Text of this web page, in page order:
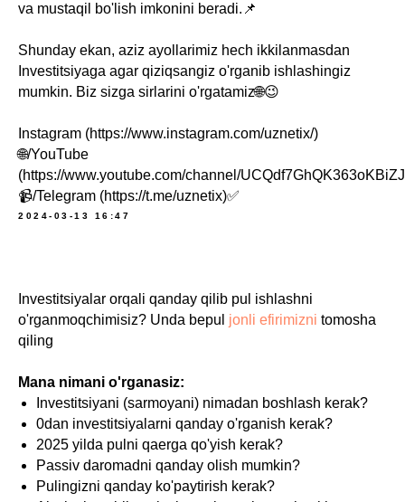
va mustaqil bo'lish imkonini beradi.📌
Shunday ekan, aziz ayollarimiz hech ikkilanmasdan
Investitsiyaga agar qiziqsangiz o'rganib ishlashingiz
mumkin. Biz sizga sirlarini o'rgatamiz🌐😉
Instagram (https://www.instagram.com/uznetix/)
🌐/YouTube
(https://www.youtube.com/channel/
📹/Telegram (https://t.me/uznetix)✅
2024-03-13 16:47
Investitsiyalar orqali qanday qilib pul ishlashni
o'rganmoqchimisiz? Unda bepul jonli efirimizni tomosha
qiling
Mana nimani o'rganasiz:
Investitsiyani (sarmoyani) nimadan boshlash kerak?
0dan investitsiyalarni qanday o'rganish kerak?
2025 yilda pulni qaerga qo'yish kerak?
Passiv daromadni qanday olish mumkin?
Pulingizni qanday ko'paytirish kerak?